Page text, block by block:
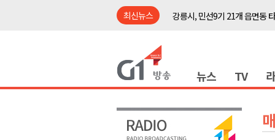
최신뉴스
강릉시, 민선9기 21개 읍면동
<강원랜드> 마카오 카지노 "
강원도립대학교, 하반기 평생
태백시, 28~29일 제5회 황부자
뉴스 TV